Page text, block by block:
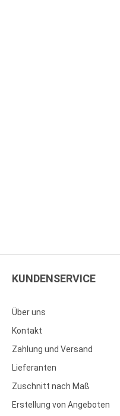
KUNDENSERVICE
Über uns
Kontakt
Zahlung und Versand
Lieferanten
Zuschnitt nach Maß
Erstellung von Angeboten